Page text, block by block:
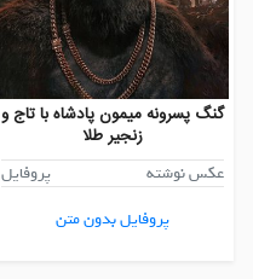
گنگ پسرونه میمون پادشاه با تاج و
زنجیر طلا
عکس نوشته
پروفایل
پروفایل بدون متن